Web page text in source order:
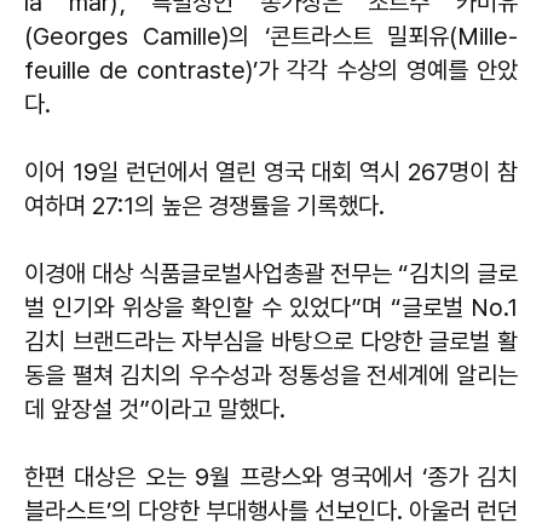
(Georges Camille)의 ‘콘트라스트 밀푀유(Mille-
feuille de contraste)’가 각각 수상의 영예를 안았
다.
이어 19일 런던에서 열린 영국 대회 역시 267명이 참
여하며 27:1의 높은 경쟁률을 기록했다.
이경애 대상 식품글로벌사업총괄 전무는 “김치의 글로
벌 인기와 위상을 확인할 수 있었다”며 “글로벌 No.1
김치 브랜드라는 자부심을 바탕으로 다양한 글로벌 활
동을 펼쳐 김치의 우수성과 정통성을 전세계에 알리는
데 앞장설 것”이라고 말했다.
한편 대상은 오는 9월 프랑스와 영국에서 ‘종가 김치
블라스트’의 다양한 부대행사를 선보인다. 아울러 런던